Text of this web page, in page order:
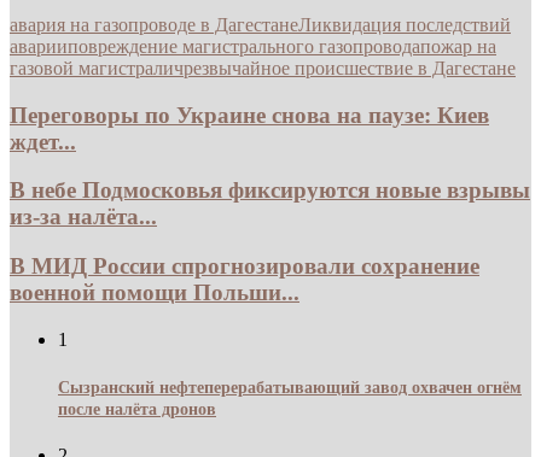
авария на газопроводе в ДагестанеЛиквидация последствий
аварииповреждение магистрального газопроводапожар на
газовой магистраличрезвычайное происшествие в Дагестане
Переговоры по Украине снова на паузе: Киев
ждет...
В небе Подмосковья фиксируются новые взрывы
из-за налёта...
В МИД России спрогнозировали сохранение
военной помощи Польши...
1
Сызранский нефтеперерабатывающий завод охвачен огнём
после налёта дронов